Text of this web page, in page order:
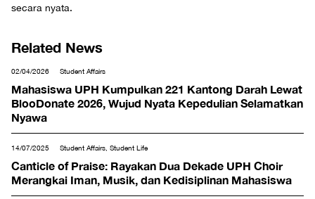
secara nyata.
Related News
02/04/2026 Student Affairs
Mahasiswa UPH Kumpulkan 221 Kantong Darah Lewat
BlooDonate 2026, Wujud Nyata Kepedulian Selamatkan
Nyawa
14/07/2025 Student Affairs, Student Life
Canticle of Praise: Rayakan Dua Dekade UPH Choir
Merangkai Iman, Musik, dan Kedisiplinan Mahasiswa